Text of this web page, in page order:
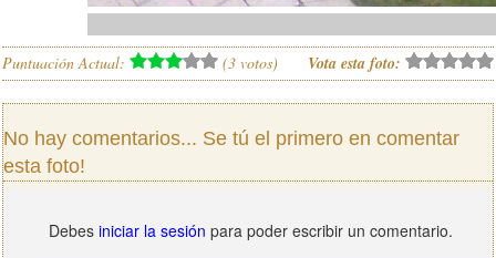
Puntuación Actual: (3 votos) Vota esta foto:
No hay comentarios... Se tú el primero en comentar
esta foto!
Debes iniciar la sesión para poder escribir un comentario.